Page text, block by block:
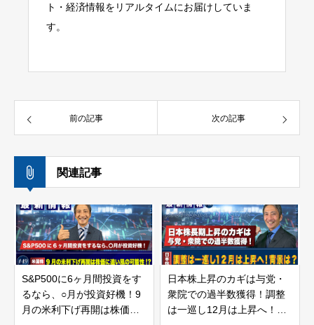
ト・経済情報をリアルタイムにお届けしていま
す。
前の記事 次の記事
関連記事
S&P500に6ヶ月間投資をす
るなら、○月が投資好機！9
月の米利下げ再開は株価に
日本株上昇のカギは与党・
衆院での過半数獲得！調整
は一巡し12月は上昇へ！背